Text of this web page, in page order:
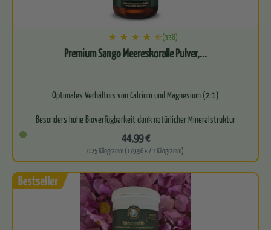
(338)
Premium Sango Meereskoralle Pulver,...
Optimales Verhältnis von Calcium und Magnesium (2:1)
Besonders hohe Bioverfügbarkeit dank natürlicher Mineralstruktur
Natur…
44,99 €
0.25 Kilogramm (179,96 € / 1 Kilogramm)